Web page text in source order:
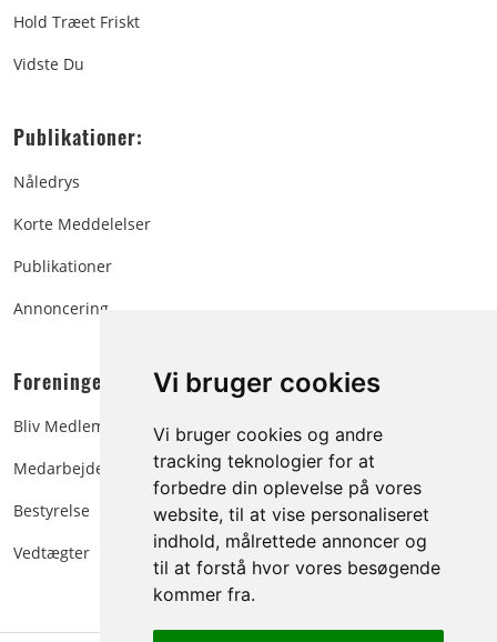
Vi bruger cookies
Vi bruger cookies og andre
tracking teknologier for at
forbedre din oplevelse på vores
website, til at vise personaliseret
indhold, målrettede annoncer og
til at forstå hvor vores besøgende
kommer fra.
Hold Træet Friskt
Vidste Du
Publikationer:
Nåledrys
Korte Meddelelser
Publikationer
Annoncering
Foreningen:
Bliv Medlem
Medarbejdere
Bestyrelse
Vedtægter